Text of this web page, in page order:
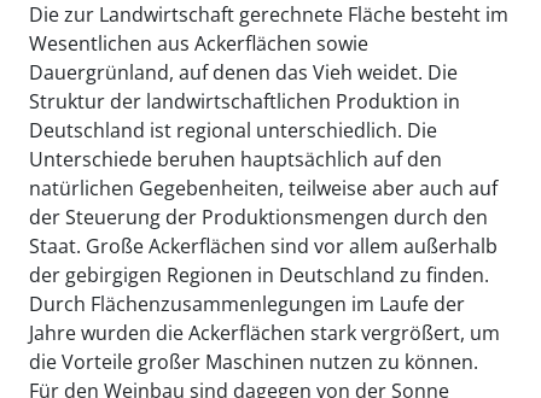
Die zur Landwirtschaft gerechnete Fläche besteht im
Wesentlichen aus Ackerflächen sowie
Dauergrünland, auf denen das Vieh weidet. Die
Struktur der landwirtschaftlichen Produktion in
Deutschland ist regional unterschiedlich. Die
Unterschiede beruhen hauptsächlich auf den
natürlichen Gegebenheiten, teilweise aber auch auf
der Steuerung der Produktionsmengen durch den
Staat. Große Ackerflächen sind vor allem außerhalb
der gebirgigen Regionen in Deutschland zu finden.
Durch Flächenzusammenlegungen im Laufe der
Jahre wurden die Ackerflächen stark vergrößert, um
die Vorteile großer Maschinen nutzen zu können.
Für den Weinbau sind dagegen von der Sonne